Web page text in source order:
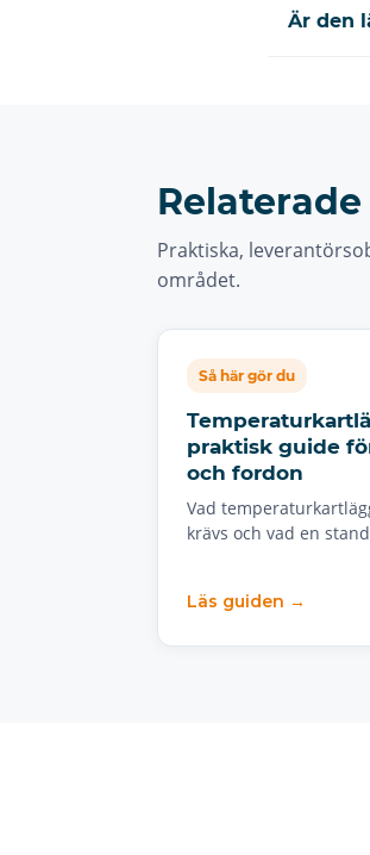
Är den
Praktiska,
området.
Så här gör du
praktisk guide
och fordon
Vad
krävs och vad en
Läs guiden →